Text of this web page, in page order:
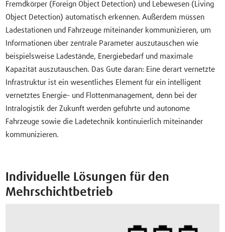
Fremdkörper (Foreign Object Detection) und Lebewesen (Living
Object Detection) automatisch erkennen. Außerdem müssen
Ladestationen und Fahrzeuge miteinander kommunizieren, um
Informationen über zentrale Parameter auszutauschen wie
beispielsweise Ladestände, Energiebedarf und maximale
Kapazität auszutauschen. Das Gute daran: Eine derart vernetzte
Infrastruktur ist ein wesentliches Element für ein intelligent
vernetztes Energie- und Flottenmanagement, denn bei der
Intralogistik der Zukunft werden geführte und autonome
Fahrzeuge sowie die Ladetechnik kontinuierlich miteinander
kommunizieren.
Individuelle Lösungen für den
Mehrschichtbetrieb